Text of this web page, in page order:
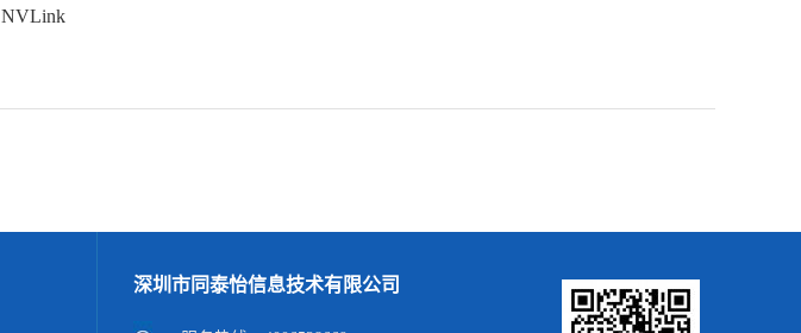
NVLink
深圳市同泰怡信息技术有限公司